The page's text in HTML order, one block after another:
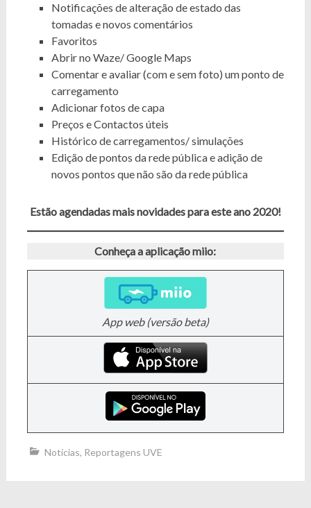
Notificações de alteração de estado das
tomadas e novos comentários
Favoritos
Abrir no Waze/ Google Maps
Comentar e avaliar (com e sem foto) um ponto de
carregamento
Adicionar fotos de capa
Preços e Contactos úteis
Histórico de carregamentos/ simulações
Edição de pontos da rede pública e adição de
novos pontos que não são da rede pública
Estão agendadas mais novidades para este ano 2020!
Conheça a aplicação miio:
App web (versão beta)
Notícias, Reportagens UVE